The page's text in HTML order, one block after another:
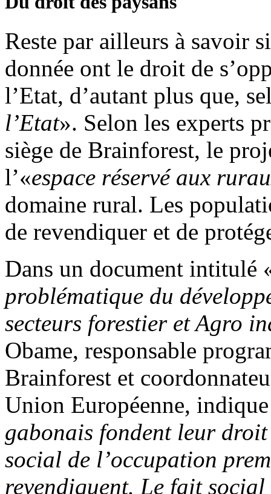
Reste par ailleurs à savoir
donnée ont le droit de
l’Etat, d’autant plus que,
l’Etat». Selon les experts
siège de Brainforest, le
l’«espace réservé aux
domaine rural. Les
de revendiquer et de
Dans un document intitulé
problématique du
secteurs forestier et Agro
Obame, responsable
Brainforest et
Union Européenne,
gabonais fondent leur
social de l’occupation
revendiquent. Le fait